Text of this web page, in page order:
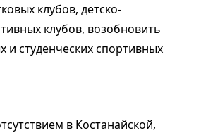
клубов, детско-
клубов, возобновить
и студенческих спортивных
в Костанайской,